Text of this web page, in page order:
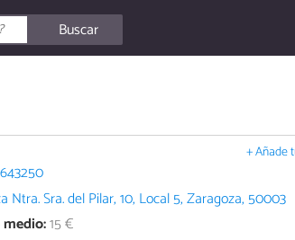
Buscar
+ Añade
Ntra. Sra. del Pilar, 10, Local 5, Zaragoza, 50003
15 €